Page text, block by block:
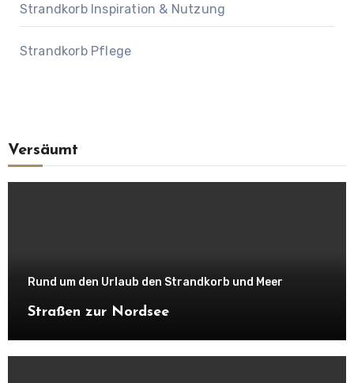
Strandkorb Inspiration & Nutzung
Strandkorb Pflege
Versäumt
Rund um den Urlaub den Strandkorb und Meer
Straßen zur Nordsee